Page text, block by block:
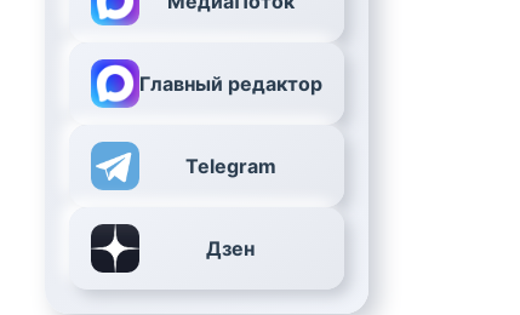
Главный редактор
Telegram
Дзен